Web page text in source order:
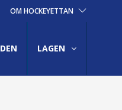
OM HOCKEYETTAN
LAGEN